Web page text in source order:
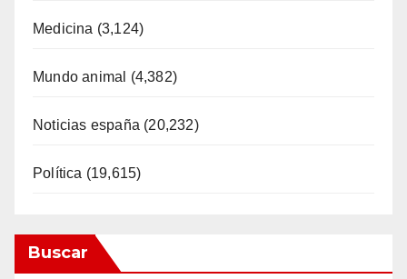
Medicina (3,124)
Mundo animal (4,382)
Noticias españa (20,232)
Política (19,615)
Buscar